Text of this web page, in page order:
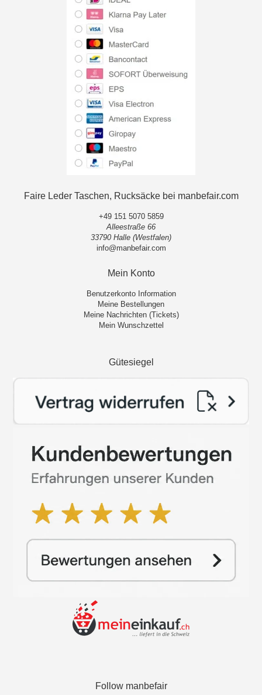
Faire Leder Taschen, Rucksäcke bei manbefair.com
+49 151 5070 5859
Alleestraße 66
33790 Halle (Westfalen)
info@manbefair.com
Mein Konto
Benutzerkonto Information
Meine Bestellungen
Meine Nachrichten (Tickets)
Mein Wunschzettel
Gütesiegel
Follow manbefair